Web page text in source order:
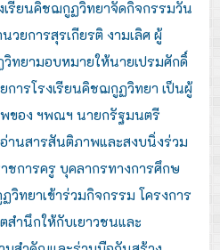
รียนคิชฌกูฏวิทยาจัดกิจกรรมวัน
ยการสุรเกียรติ งามเลิศ ผู้
ทยามอบหมายให้นายเปรมศักดิ์
การโรงเรียนคิชฌกูฏวิทยา เป็นผู้
ของ ฯพณฯ นายกรัฐมนตรี
านสารสันติภาพและสงบนิ่งร่วม
ชการครู บุคลากรทางการศึกษ
วิทยาเข้าร่วมกิจกรรม โครงการ
สำนึกให้กับเยาวชนและ